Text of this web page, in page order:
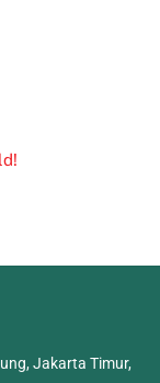
Jakarta Timur,